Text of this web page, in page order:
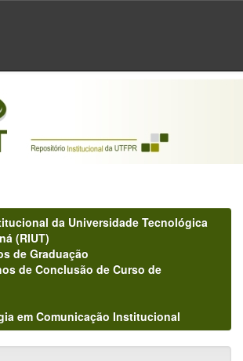
da Universidade Tecnológica
(RIUT)
de Graduação
de Conclusão de Curso de
em Comunicação Institucional